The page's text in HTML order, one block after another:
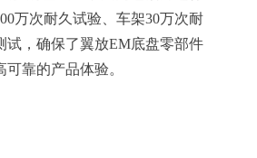
万次耐久试验、车架30万次耐
试，确保了翼放EM底盘零部件
靠的产品体验。